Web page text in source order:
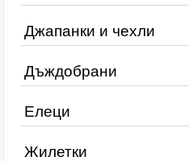
Джапанки и чехли
Дъждобрани
Елеци
Жилетки